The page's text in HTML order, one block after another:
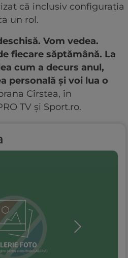
că inclusiv configurația
un rol.
Vom vedea.
fiecare săptămână. La
cum a decurs anul,
personală și voi lua o
Cîrstea, în
TV și Sport.ro.